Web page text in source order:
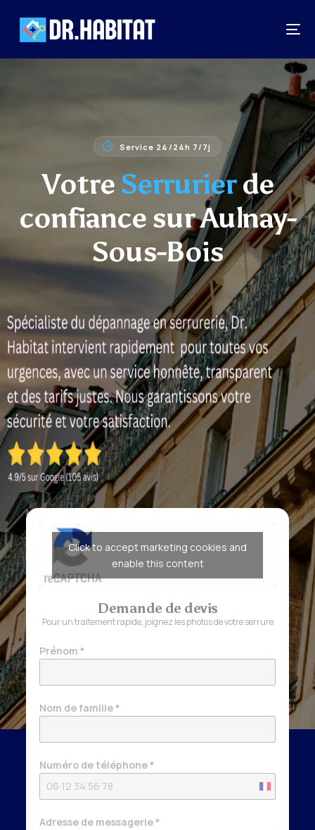
Service 24/24h 7/7j
Votre Serrurier de
confiance sur Aulnay-
Sous-Bois
Click to accept marketing cookies and
enable this content
Demande de devis
Pour un traitement rapide, joignez les photos de votre serrure
Prénom*
Nom de famille*
Numéro de téléphone*
France
Adresse de messagerie*